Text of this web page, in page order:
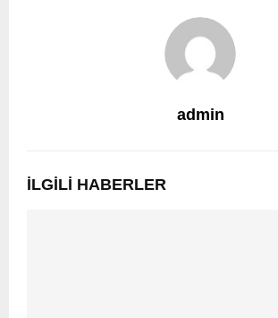
admin
İLGILI HABERLER